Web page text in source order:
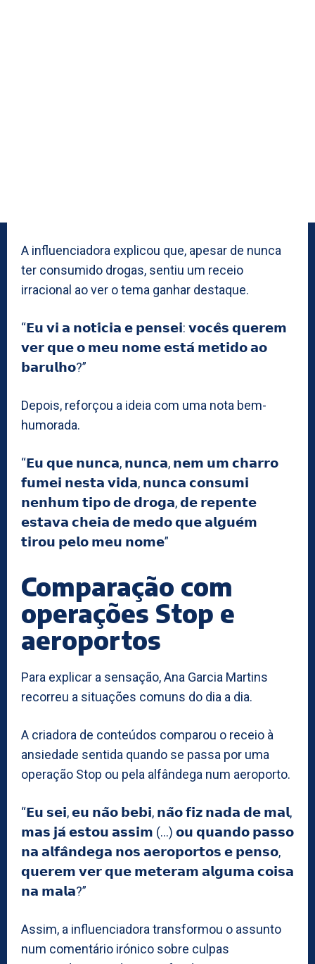
A influenciadora explicou que, apesar de nunca
ter consumido drogas, sentiu um receio
irracional ao ver o tema ganhar destaque.
“𝗘𝘂 𝘃𝗶 𝗮 𝗻𝗼𝘁𝗶́𝗰𝗶𝗮 𝗲 𝗽𝗲𝗻𝘀𝗲𝗶: 𝘃𝗼𝗰𝗲̂𝘀 𝗾𝘂𝗲𝗿𝗲𝗺
𝘃𝗲𝗿 𝗾𝘂𝗲 𝗼 𝗺𝗲𝘂 𝗻𝗼𝗺𝗲 𝗲𝘀𝘁𝗮́ 𝗺𝗲𝘁𝗶𝗱𝗼 𝗮𝗼
𝗯𝗮𝗿𝘂𝗹𝗵𝗼?”
Depois, reforçou a ideia com uma nota bem-
humorada.
“𝗘𝘂 𝗾𝘂𝗲 𝗻𝘂𝗻𝗰𝗮, 𝗻𝘂𝗻𝗰𝗮, 𝗻𝗲𝗺 𝘂𝗺 𝗰𝗵𝗮𝗿𝗿𝗼
𝗳𝘂𝗺𝗲𝗶 𝗻𝗲𝘀𝘁𝗮 𝘃𝗶𝗱𝗮, 𝗻𝘂𝗻𝗰𝗮 𝗰𝗼𝗻𝘀𝘂𝗺𝗶
𝗻𝗲𝗻𝗵𝘂𝗺 𝘁𝗶𝗽𝗼 𝗱𝗲 𝗱𝗿𝗼𝗴𝗮, 𝗱𝗲 𝗿𝗲𝗽𝗲𝗻𝘁𝗲
𝗲𝘀𝘁𝗮𝘃𝗮 𝗰𝗵𝗲𝗶𝗮 𝗱𝗲 𝗺𝗲𝗱𝗼 𝗾𝘂𝗲 𝗮𝗹𝗴𝘂𝗲́𝗺
𝘁𝗶𝗿𝗼𝘂 𝗽𝗲𝗹𝗼 𝗺𝗲𝘂 𝗻𝗼𝗺𝗲”
Comparação com
operações Stop e
aeroportos
Para explicar a sensação, Ana Garcia Martins
recorreu a situações comuns do dia a dia.
A criadora de conteúdos comparou o receio à
ansiedade sentida quando se passa por uma
operação Stop ou pela alfândega num aeroporto.
“𝗘𝘂 𝘀𝗲𝗶, 𝗲𝘂 𝗻𝗮̃𝗼 𝗯𝗲𝗯𝗶, 𝗻𝗮̃𝗼 𝗳𝗶𝘇 𝗻𝗮𝗱𝗮 𝗱𝗲 𝗺𝗮𝗹,
𝗺𝗮𝘀 𝗷𝗮́ 𝗲𝘀𝘁𝗼𝘂 𝗮𝘀𝘀𝗶𝗺 (…) 𝗼𝘂 𝗾𝘂𝗮𝗻𝗱𝗼 𝗽𝗮𝘀𝘀𝗼
𝗻𝗮 𝗮𝗹𝗳𝗮̂𝗻𝗱𝗲𝗴𝗮 𝗻𝗼𝘀 𝗮𝗲𝗿𝗼𝗽𝗼𝗿𝘁𝗼𝘀 𝗲 𝗽𝗲𝗻𝘀𝗼,
𝗾𝘂𝗲𝗿𝗲𝗺 𝘃𝗲𝗿 𝗾𝘂𝗲 𝗺𝗲𝘁𝗲𝗿𝗮𝗺 𝗮𝗹𝗴𝘂𝗺𝗮 𝗰𝗼𝗶𝘀𝗮
𝗻𝗮 𝗺𝗮𝗹𝗮?”
Assim, a influenciadora transformou o assunto
num comentário irónico sobre culpas